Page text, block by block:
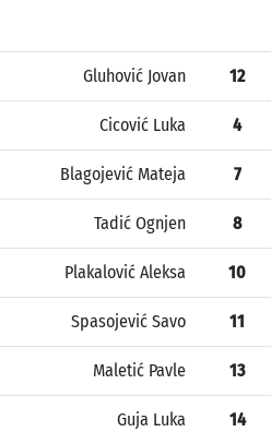
Gluhović Jovan 12
Cicović Luka 4
Blagojević Mateja 7
Tadić Ognjen 8
Plakalović Aleksa 10
Spasojević Savo 11
Maletić Pavle 13
Guja Luka 14